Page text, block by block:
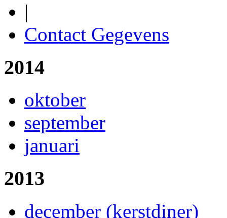
|
Contact Gegevens
2014
oktober
september
januari
2013
december (kerstdiner)